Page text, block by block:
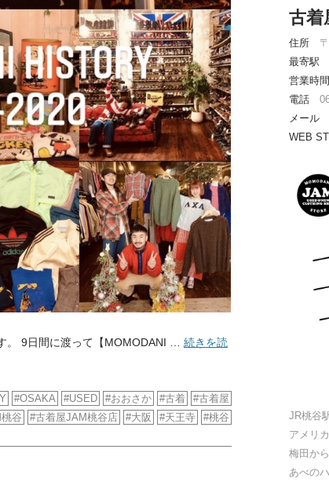
。 9日間に渡って【MOMODANI … 続きを読
OSAKA USED おおさか 古着
古着屋
谷 古着屋JAM桃谷店 大阪 天王寺 桃谷
古着
住所
最寄駅
営業時
電話
メール
WEB
JR桃谷
アメリ
梅田か
あべの